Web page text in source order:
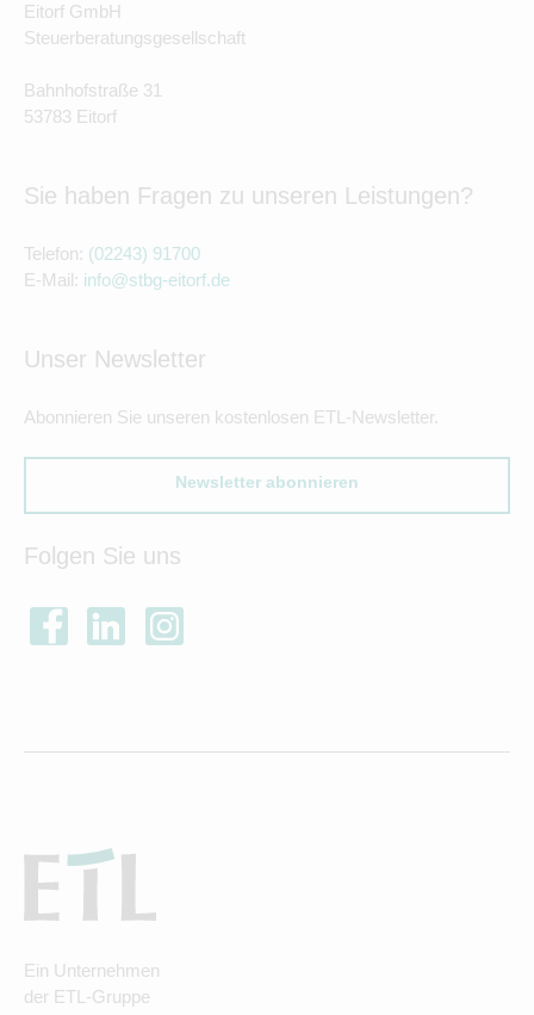
Eitorf GmbH
Steuerberatungsgesellschaft
Bahnhofstraße 31
53783 Eitorf
Sie haben Fragen zu unseren Leistungen?
Telefon: (02243) 91700
E-Mail: info@stbg-eitorf.de
Unser Newsletter
Abonnieren Sie unseren kostenlosen ETL-Newsletter.
Newsletter abonnieren
Folgen Sie uns
Ein Unternehmen
der ETL-Gruppe